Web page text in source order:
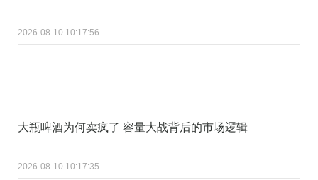
2026-08-10 10:17:56
大瓶啤酒为何卖疯了 容量大战背后的市场逻辑
2026-08-10 10:17:35